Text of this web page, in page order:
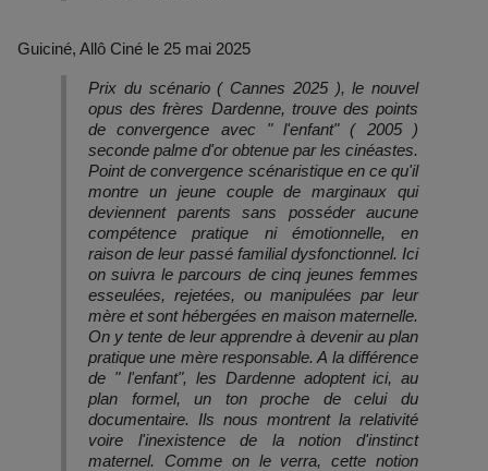
Guiciné, Allô Ciné le 25 mai 2025
Prix du scénario ( Cannes 2025 ), le nouvel
opus des frères Dardenne, trouve des points
de convergence avec " l'enfant" ( 2005 )
seconde palme d'or obtenue par les cinéastes.
Point de convergence scénaristique en ce qu'il
montre un jeune couple de marginaux qui
deviennent parents sans posséder aucune
compétence pratique ni émotionnelle, en
raison de leur passé familial dysfonctionnel. Ici
on suivra le parcours de cinq jeunes femmes
esseulées, rejetées, ou manipulées par leur
mère et sont hébergées en maison maternelle.
On y tente de leur apprendre à devenir au plan
pratique une mère responsable. A la différence
de " l'enfant", les Dardenne adoptent ici, au
plan formel, un ton proche de celui du
documentaire. Ils nous montrent la relativité
voire l'inexistence de la notion d'instinct
maternel. Comme on le verra, cette notion